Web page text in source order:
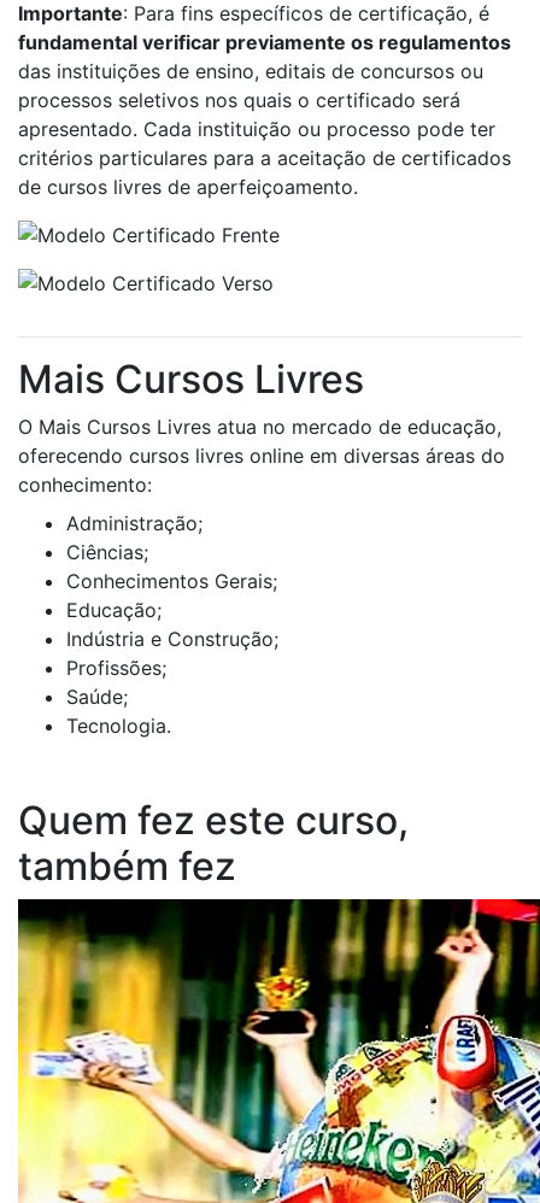
Importante: Para fins específicos de certificação, é
fundamental verificar previamente os regulamentos
das instituições de ensino, editais de concursos ou
processos seletivos nos quais o certificado será
apresentado. Cada instituição ou processo pode ter
critérios particulares para a aceitação de certificados
de cursos livres de aperfeiçoamento.
Mais Cursos Livres
O Mais Cursos Livres atua no mercado de educação,
oferecendo cursos livres online em diversas áreas do
conhecimento:
Administração;
Ciências;
Conhecimentos Gerais;
Educação;
Indústria e Construção;
Profissões;
Saúde;
Tecnologia.
Quem fez este curso,
também fez